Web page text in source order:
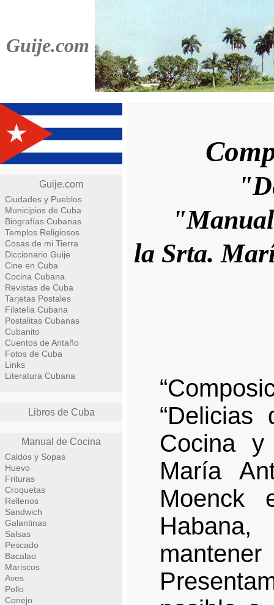
Guije.com
Guije.com
Ciudades y Pueblos
Municipios de Cuba
Biografías Cubanas
Templos Religiosos
Cosas de mi Tierra
Diccionario Guije
Cine en Cuba
Cocina Cubana
Revistas de Cuba
Tarjetas Postales
Filatelia Cubana
Postalitas Cubanas
Cubanito
Cuentos de Antaño
Fotos de Cuba
Links
Literatura Cubana
Libros de Cuba
Manual de Cocina
Caldos y Sopas
Huevo
Frituras
Croquetas
Rellenos
Sandwich
Galantinas
Salsas
Pescado
Bacalao
Mariscos
Aves
Pollo
Conejo
la Srta.
Cocina
María
Moenck